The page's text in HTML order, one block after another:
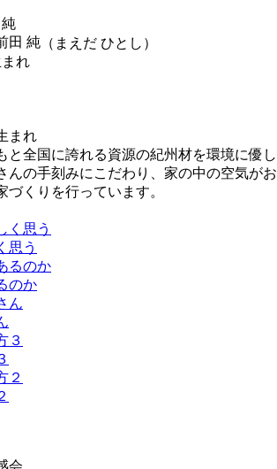
田 純 （まえだ ひとし）
れ
まれ
と全国に誇れる資源の紀州材を環境に優し
んの手刻みにこだわり、家の中の空気がお
づくりを行っています。
思う
のか
会